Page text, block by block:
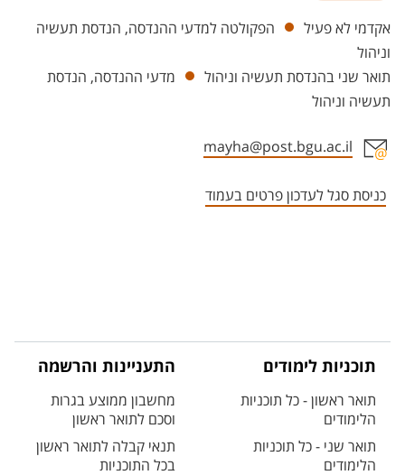
יחידות
אקדמי לא פעיל
הפקולטה למדעי ההנדסה, הנדסת תעשיה
וניהול
תואר שני בהנדסת תעשיה וניהול
מדעי ההנדסה, הנדסת
תעשיה וניהול
mayha@post.bgu.ac.il
כניסת סגל לעדכון פרטים בעמוד
תוכניות לימודים
תואר ראשון - כל תוכניות
הלימודים
תואר שני - כל תוכניות
הלימודים
התעניינות והרשמה
מחשבון ממוצע בגרות
וסכם לתואר ראשון
תנאי קבלה לתואר ראשון
בכל התוכניות